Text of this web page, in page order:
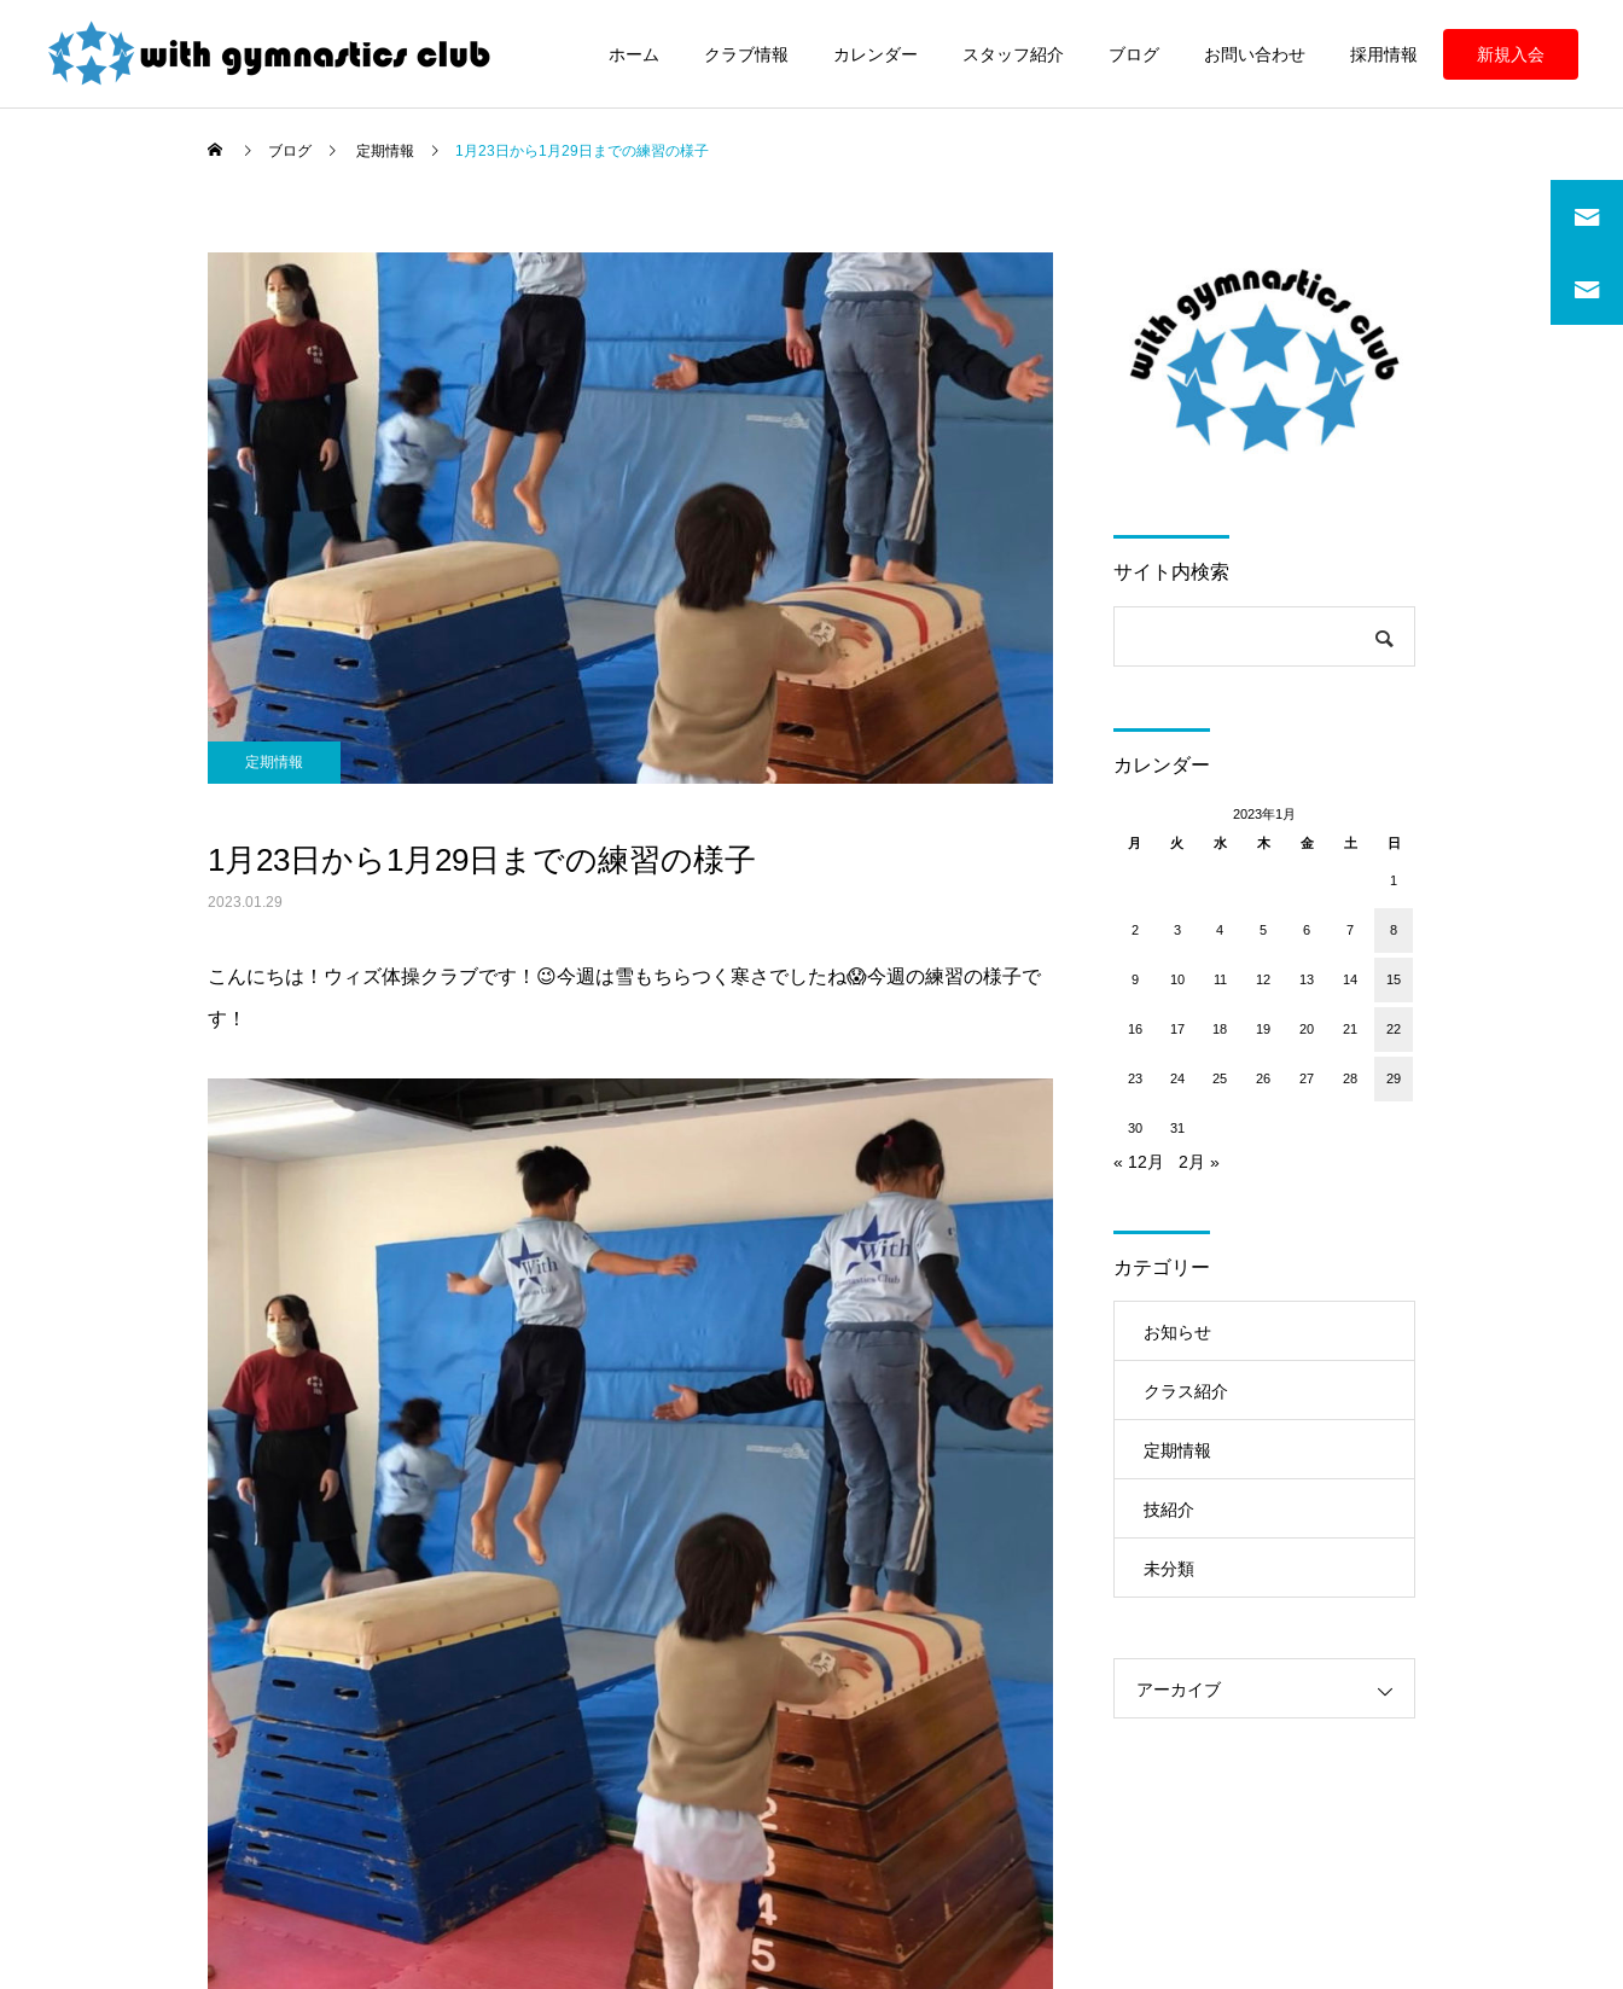
ホーム クラブ情報 カレンダー スタッフ紹介 ブログ お問い合わせ 採用情報 新規入会
令和8年度未就園児クラス
新規会員様募集中！
ウィズ体操クラブ技紹介～
４段、６段閉脚跳び～
定期情報
ウィズ体操クラブ 練習の
様子
定期情報
ウィズ体操クラブ 練習の
ブログ 定期情報 1月23日から1月29日までの練習の様子
定期情報
1月23日から1月29日までの練習の様子
2023.01.29
こんにちは！ウィズ体操クラブです！😉今週は雪もちらつく寒さでしたね😱今週の練習の様子で
す！
サイト内検索
カレンダー
2023年1月
月
火 水 木 金 土 日
1
2 3 4 5 6 7 8
9 10 11 12 13 14 15
16 17 18 19 20 21 22
23 24 25 26 27 28 29
30 31
« 12月 2月 »
カテゴリー
お知らせ
クラス紹介
定期情報
技紹介
未分類
アーカイブ